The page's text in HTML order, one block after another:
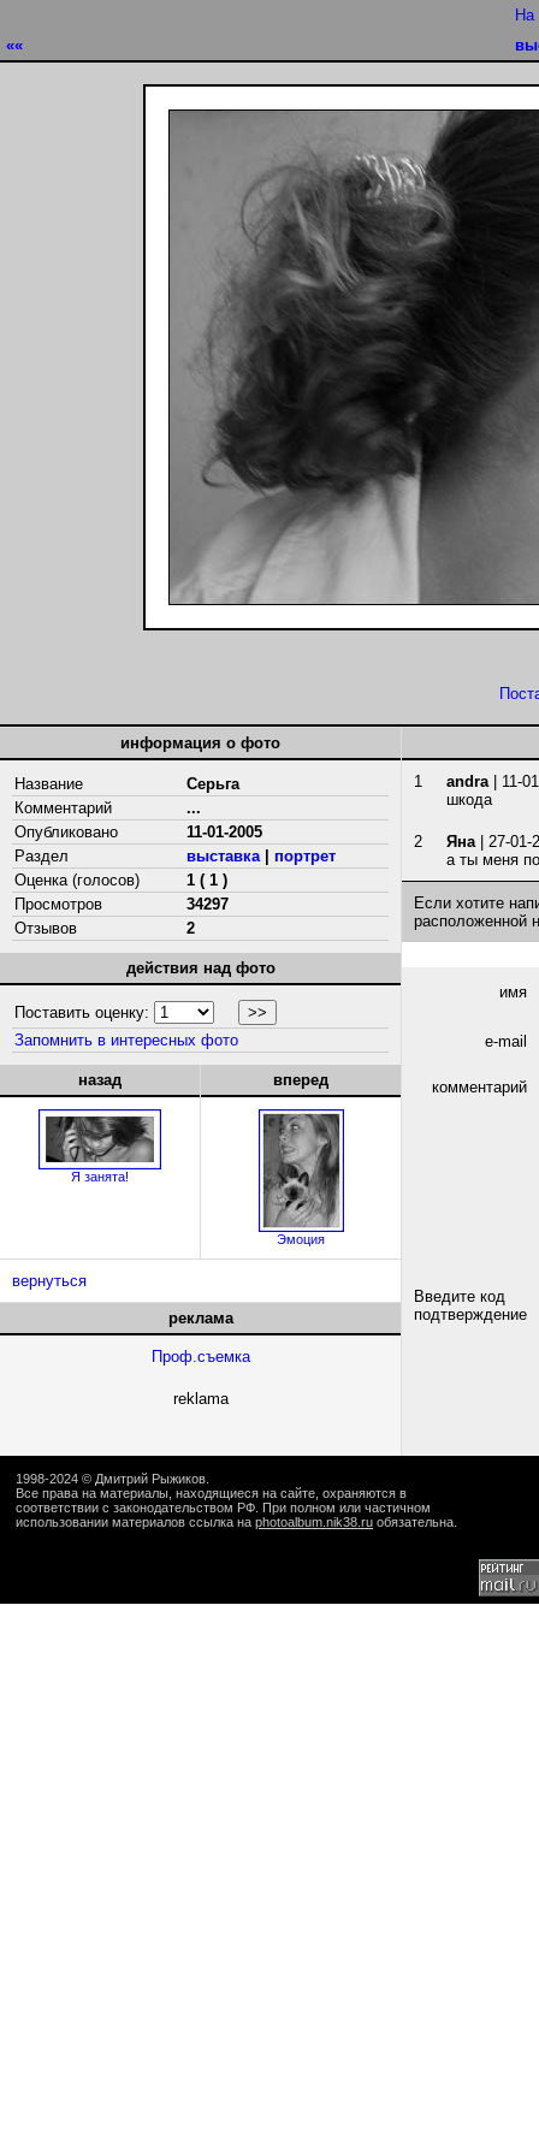
На
««
информация о фото
Название
Серьга
Комментарий
...
Опубликовано
11-01-2005
Раздел
выставка| портрет
Оценка (голосов)
1 ( 1 )
Просмотров
34297
Отзывов
2
действия над фото
Поставить оценку:
Запомнить в интересных фото
назад
Я занята!
вперед
Эмоция
вернуться
реклама
Проф.съемка
reklama
1 andra| 11-
шкода
2 Яна| 27-01-
а ты меня
Если хотите
расположенной
имя
e-mail
комментарий
Введите код
подтверждение
1998-2024 © Дмитрий Рыжиков
Все права на материалы, находящиеся на сайте, охраняются в
соответствии с законодательством РФ. При полном или частичном
использовании материалов ссылка на photoalbum.nik38.ru обязательна.